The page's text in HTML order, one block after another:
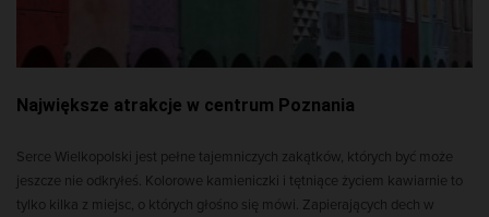
Największe atrakcje w centrum Poznania
Serce Wielkopolski jest pełne tajemniczych zakątków, których być może
jeszcze nie odkryłeś. Kolorowe kamieniczki i tętniące życiem kawiarnie to
tylko kilka z miejsc, o których głośno się mówi. Zapierających dech w